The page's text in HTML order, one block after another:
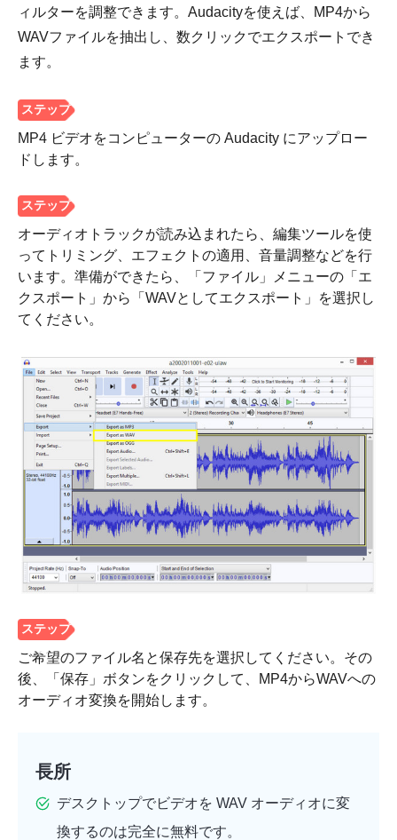
3。
ィルターを調整できます。Audacityを使えば、MP4から
WAVファイルを抽出し、数クリックでエクスポートでき
ます。
MP4 ビデオをコンピューターの Audacity にアップロー
ドします。
オーディオトラックが読み込まれたら、編集ツールを使
ってトリミング、エフェクトの適用、音量調整などを行
います。準備ができたら、「ファイル」メニューの「エ
クスポート」から「WAVとしてエクスポート」を選択し
てください。
ご希望のファイル名と保存先を選択してください。その
後、「保存」ボタンをクリックして、MP4からWAVへの
オーディオ変換を開始します。
長所
デスクトップでビデオを WAV オーディオに変
換するのは完全に無料です。